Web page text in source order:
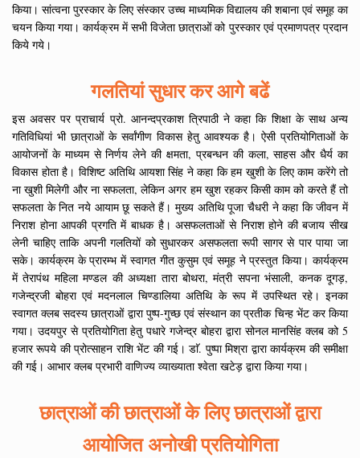
किया। सांत्वना पुरस्कार के लिए संस्कार उच्च माध्यमिक विद्यालय की शबाना एवं समूह का
चयन किया गया। कार्यक्रम में सभी विजेता छात्राओं को पुरस्कार एवं प्रमाणपत्र प्रदान
किये गये।
गलतियां सुधार कर आगे बढें
इस अवसर पर प्राचार्य प्रो. आनन्दप्रकाश त्रिपाठी ने कहा कि शिक्षा के साथ अन्य
गतिविधियां भी छात्राओं के सर्वांगीण विकास हेतु आवश्यक है। ऐसी प्रतियोगिताओं के
आयोजनों के माध्यम से निर्णय लेने की क्षमता, प्रबन्धन की कला, साहस और धैर्य का
विकास होता है। विशिष्ट अतिथि आयशा सिंह ने कहा कि हम खुशी के लिए काम करेंगे तो
ना खुशी मिलेगी और ना सफलता, लेकिन अगर हम खुश रहकर किसी काम को करते हैं तो
सफलता के नित नये आयाम छू सकते हैं। मुख्य अतिथि पूजा चैधरी ने कहा कि जीवन में
निराश होना आपकी प्रगति में बाधक है। असफलताओं से निराश होने की बजाय सीख
लेनी चाहिए ताकि अपनी गलतियों को सुधारकर असफलता रूपी सागर से पार पाया जा
सके। कार्यक्रम के प्रारम्भ में स्वागत गीत कुसुम एवं समूह ने प्रस्तुत किया। कार्यक्रम
में तेरापंथ महिला मण्डल की अध्यक्षा तारा बोथरा, मंत्री सपना भंसाली, कनक दूगड़,
गजेन्द्रजी बोहरा एवं मदनलाल चिण्डालिया अतिथि के रूप में उपस्थित रहे। इनका
स्वागत क्लब सदस्य छात्राओं द्वारा पुष्प-गुच्छ एवं संस्थान का प्रतीक चिन्ह भेंट कर किया
गया। उदयपुर से प्रतियोगिता हेतु पधारे गजेन्द्र बोहरा द्वारा सोनल मानसिंह क्लब को 5
हजार रूपये की प्रोत्साहन राशि भेंट की गई। डाॅ. पुष्पा मिश्रा द्वारा कार्यक्रम की समीक्षा
की गई। आभार क्लब प्रभारी वाणिज्य व्याख्याता श्वेता खटेड़ द्वारा किया गया।
छात्राओं की छात्राओं के लिए छात्राओं द्वारा
आयोजित अनोखी प्रतियोगिता